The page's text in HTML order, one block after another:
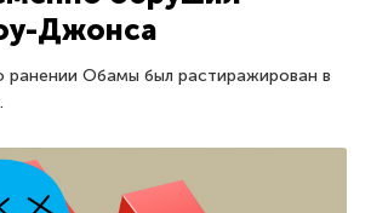
Джонса
ранении Обамы был растиражирован в